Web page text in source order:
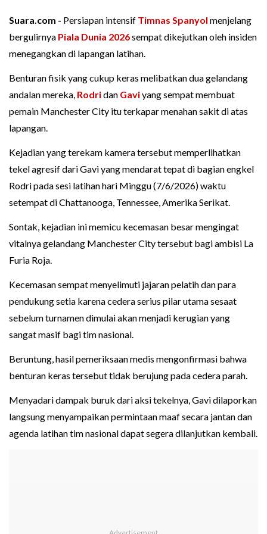
Suara.com - Persiapan intensif Timnas Spanyol menjelang
bergulirnya Piala Dunia 2026sempat dikejutkan oleh insiden
menegangkan di lapangan latihan.
Benturan fisik yang cukup keras melibatkan dua gelandang
andalan mereka, Rodridan Gaviyang sempat membuat
pemain Manchester City itu terkapar menahan sakit di atas
lapangan.
Kejadian yang terekam kamera tersebut memperlihatkan
tekel agresif dari Gavi yang mendarat tepat di bagian engkel
Rodri pada sesi latihan hari Minggu (7/6/2026) waktu
setempat di Chattanooga, Tennessee, Amerika Serikat.
Sontak, kejadian ini memicu kecemasan besar mengingat
vitalnya gelandang Manchester City tersebut bagi ambisi La
Furia Roja.
Kecemasan sempat menyelimuti jajaran pelatih dan para
pendukung setia karena cedera serius pilar utama sesaat
sebelum turnamen dimulai akan menjadi kerugian yang
sangat masif bagi tim nasional.
Beruntung, hasil pemeriksaan medis mengonfirmasi bahwa
benturan keras tersebut tidak berujung pada cedera parah.
Menyadari dampak buruk dari aksi tekelnya, Gavi dilaporkan
langsung menyampaikan permintaan maaf secara jantan dan
agenda latihan tim nasional dapat segera dilanjutkan kembali.